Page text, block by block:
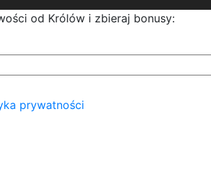
od Królów i zbieraj bonusy:
prywatności